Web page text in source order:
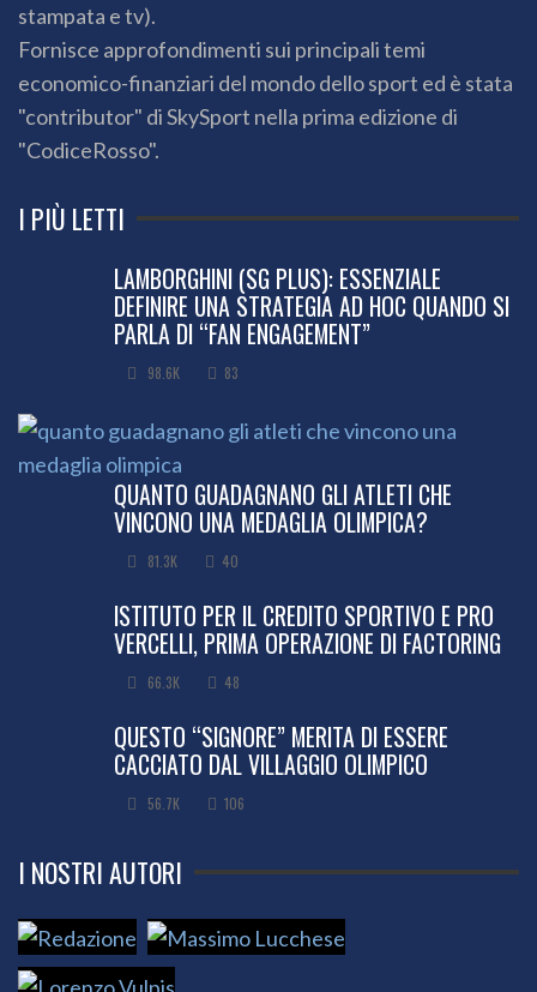
stampata e tv).
Fornisce approfondimenti sui principali temi
economico-finanziari del mondo dello sport ed è stata
"contributor" di SkySport nella prima edizione di
"CodiceRosso".
I PIÙ LETTI
LAMBORGHINI (SG PLUS): ESSENZIALE
DEFINIRE UNA STRATEGIA AD HOC QUANDO SI
PARLA DI “FAN ENGAGEMENT”
98.6K 83
QUANTO GUADAGNANO GLI ATLETI CHE
VINCONO UNA MEDAGLIA OLIMPICA?
81.3K 40
ISTITUTO PER IL CREDITO SPORTIVO E PRO
VERCELLI, PRIMA OPERAZIONE DI FACTORING
66.3K 48
QUESTO “SIGNORE” MERITA DI ESSERE
CACCIATO DAL VILLAGGIO OLIMPICO
56.7K 106
I NOSTRI AUTORI